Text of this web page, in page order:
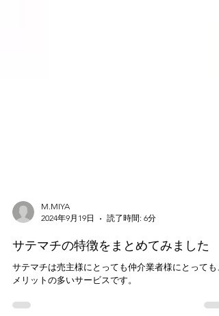
M.MIYA
2024年9月19日
読了時間: 6分
サテマチの特徴をまとめてみました